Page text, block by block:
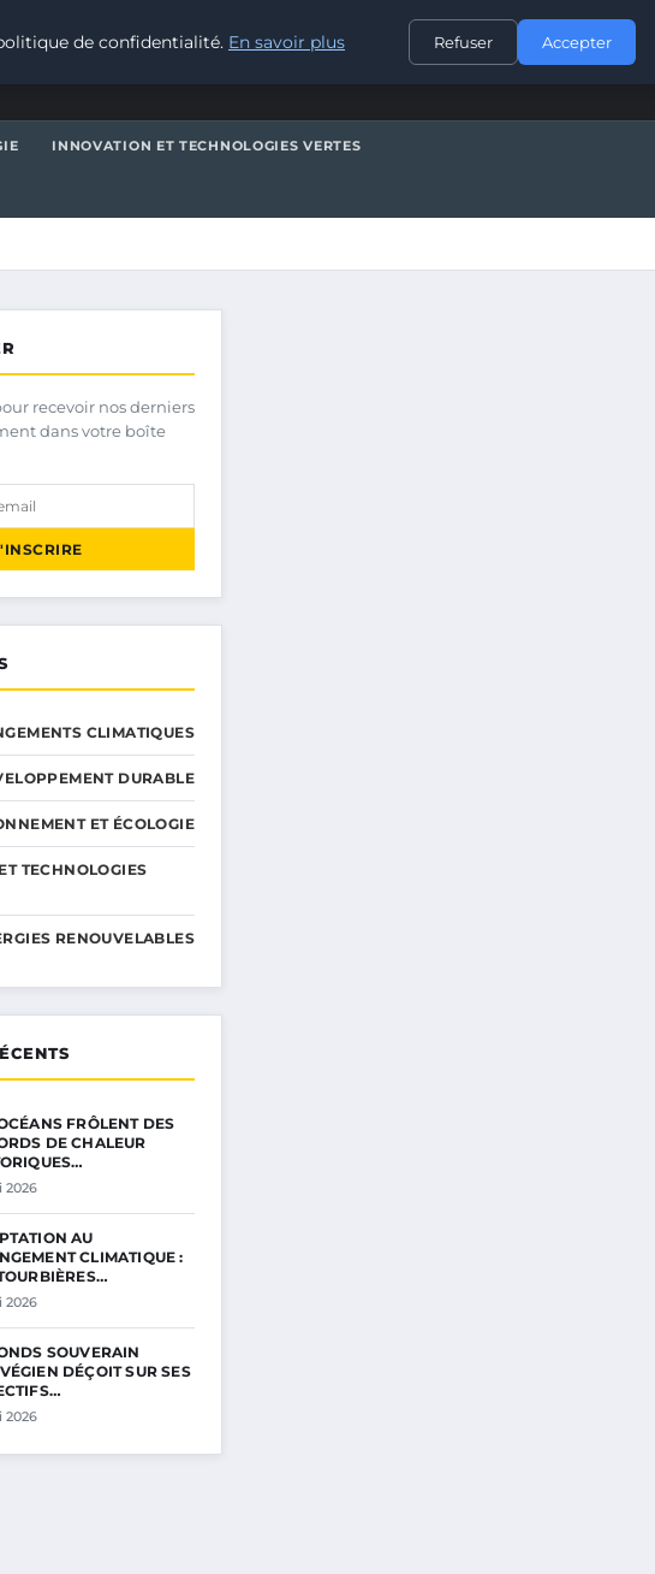
CONTACT
INNOVATION ET TECHNOLOGIES VERTES
recevoir nos derniers
dans votre boîte
CLIMATIQUES
DURABLE
ET ÉCOLOGIE
TECHNOLOGIES
RENOUVELABLES
FRÔLENT DES
DE CHALEUR
2026
AU
CLIMATIQUE :
2026
SOUVERAIN
DÉÇOIT SUR SES
2026
de confidentialité. En savoir plus Refuser Accepter